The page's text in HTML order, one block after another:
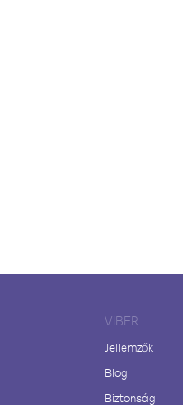
VIBER
Jellemzők
Blog
Biztonság